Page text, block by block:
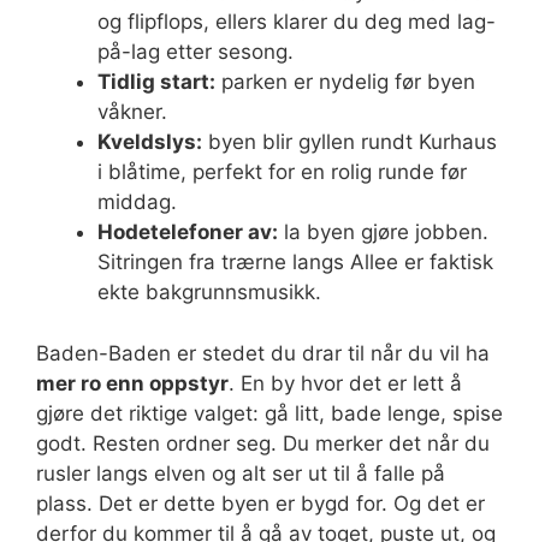
og flipflops, ellers klarer du deg med lag-
på-lag etter sesong.
Tidlig start: parken er nydelig før byen
våkner.
Kveldslys: byen blir gyllen rundt Kurhaus
i blåtime, perfekt for en rolig runde før
middag.
Hodetelefoner av: la byen gjøre jobben.
Sitringen fra trærne langs Allee er faktisk
ekte bakgrunnsmusikk.
Baden-Baden er stedet du drar til når du vil ha
mer ro enn oppstyr. En by hvor det er lett å
gjøre det riktige valget: gå litt, bade lenge, spise
godt. Resten ordner seg. Du merker det når du
rusler langs elven og alt ser ut til å falle på
plass. Det er dette byen er bygd for. Og det er
derfor du kommer til å gå av toget, puste ut, og